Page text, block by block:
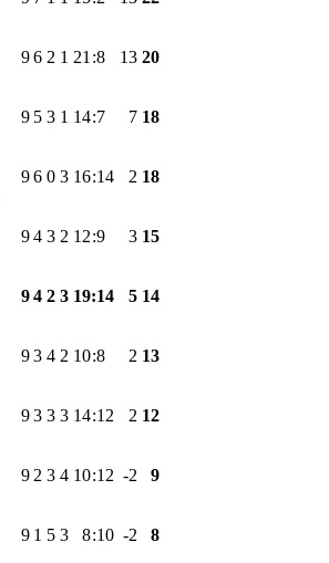
96 2 1 21 :8 13 20
9 5 3 1 14:7 7 18
96 0 3 16:14 2 18
94 3 2 12:9 3 15
94 2 3 19:14 5 14
93 4 2 10:8 2 13
93 3 3 14:12 2 12
9 2 3 4 10:12 -2 9
9 1 5 3 8:10 -2 8